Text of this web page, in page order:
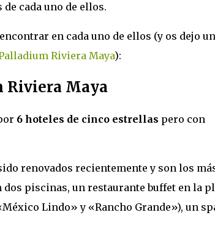
cada uno de ellos.
en cada uno de ellos (y os dejo
Riviera Maya):
Riviera Maya
6 hoteles de cinco estrellas pero con
renovados recientemente y son los
piscinas, un restaurante buffet en la
Lindo» y «Rancho Grande»), un